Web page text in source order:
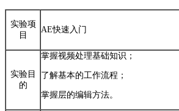
实验项
目
AE快速入门
实验目
的
掌握视频处理基础知识；
了解基本的工作流程；
掌握层的编辑方法。